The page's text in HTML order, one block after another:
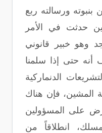
ورسالته ربع
حدثت في الأمر
وهو خبير قانوني
حتى إذا سلمنا
الدنماركية
فإن هناك
على المسؤولين
انطلاقاً من